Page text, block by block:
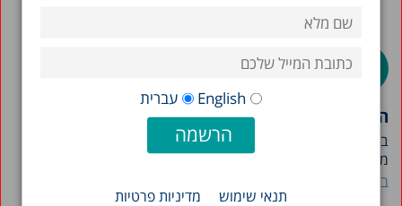
English עברית
תנאי שימוש מדיניות פרטיות
הון ציבורי וצמיחה בישראל
בעקבות אירועי שבעה באוקטובר ניצב המשק הישראלי בפני
מציאות...
בנימין בנטל